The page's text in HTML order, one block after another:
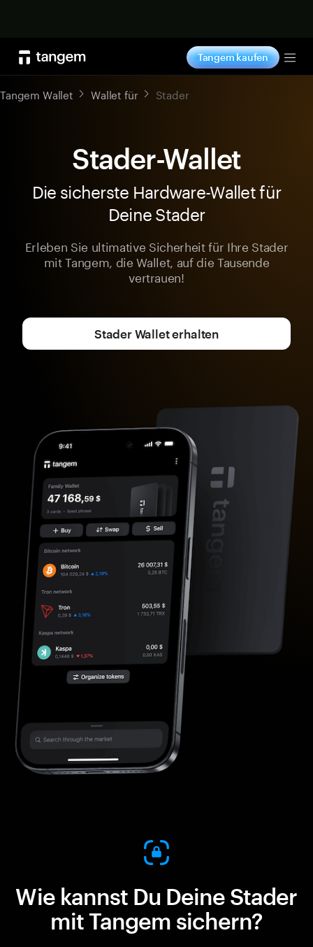
Tangem kaufen
Tangem Wallet Wallet für Stader
Stader-Wallet
Die sicherste Hardware-Wallet für
Deine Stader
Erleben Sie ultimative Sicherheit für Ihre Stader
mit Tangem, die Wallet, auf die Tausende
vertrauen!
Stader Wallet erhalten
Wie kannst Du Deine Stader
mit Tangem sichern?